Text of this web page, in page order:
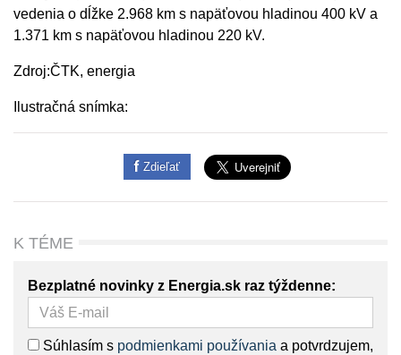
vedenia o dĺžke 2.968 km s napäťovou hladinou 400 kV a
1.371 km s napäťovou hladinou 220 kV.
Zdroj:ČTK, energia
Ilustračná snímka:
Zdieľať
K TÉME
Bezplatné novinky z Energia.sk raz týždenne:
Súhlasím s podmienkami používania a potvrdzujem,